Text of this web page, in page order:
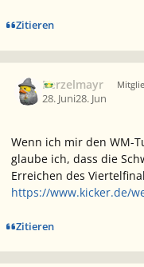
Zitieren
Berzelmayr
28. Juni28. Jun
Wenn ich mir den WM-
glaube ich, dass die
Erreichen des
https://www.kicker.de/
Zitieren